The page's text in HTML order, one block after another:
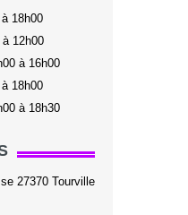
18h00
12h00
à 16h00
18h00
à 18h30
27370 Tourville